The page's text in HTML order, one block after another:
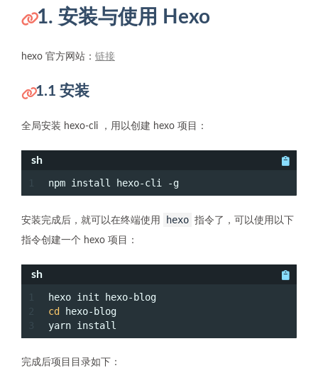
1. 安装与使用 Hexo
hexo 官方网站： 链接
1.1 安装
全局安装 hexo-cli ，用以创建 hexo 项目：
sh
npm install hexo-cli -g
安装完成后，就可以在终端使用 hexo 指令了，可以使用以下
指令创建一个 hexo 项目：
sh
3
hexo init hexo-blog
cd
hexo-blog
yarn install
完成后项目目录如下：